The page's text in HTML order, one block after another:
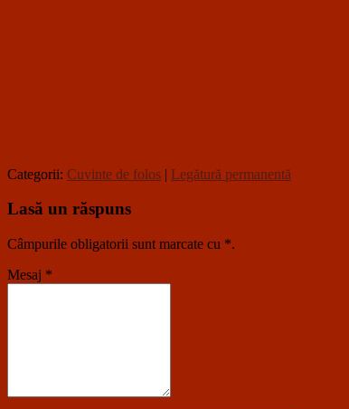
Categorii: Cuvinte de folos | Legătură permanentă
Lasă un răspuns
Câmpurile obligatorii sunt marcate cu *.
Mesaj *